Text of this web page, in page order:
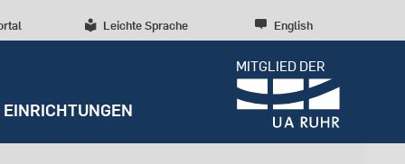
Leichte Sprache English
MITGLIED DER
EINRICHTUNGEN